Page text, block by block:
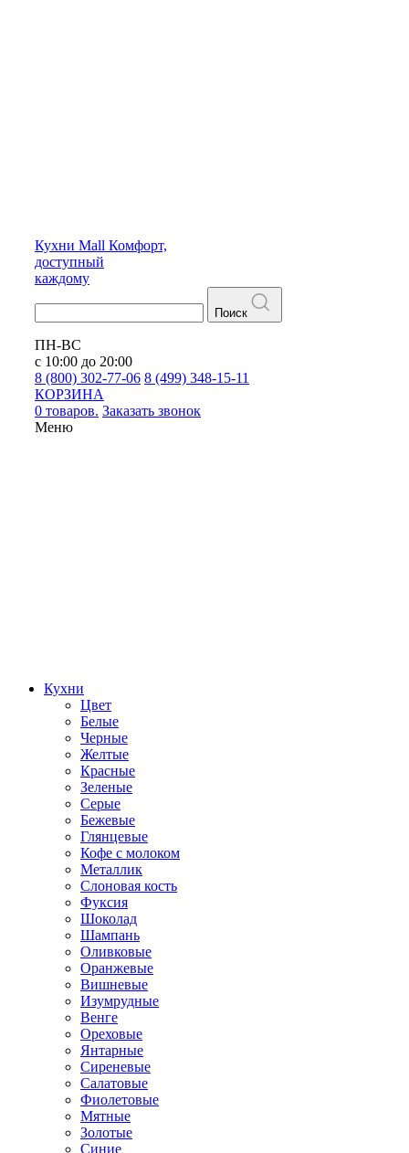
Кухни Mall Комфорт,
доступный
каждому
Поиск
ПН-ВС
с 10:00 до 20:00
8 (800) 302-77-06 8 (499) 348-15-11
КОРЗИНА
0 товаров. Заказать звонок
Меню
Кухни
Цвет
Белые
Черные
Желтые
Красные
Зеленые
Серые
Бежевые
Глянцевые
Кофе с молоком
Металлик
Слоновая кость
Фуксия
Шоколад
Шампань
Оливковые
Оранжевые
Вишневые
Изумрудные
Венге
Ореховые
Янтарные
Сиреневые
Салатовые
Фиолетовые
Мятные
Золотые
Синие